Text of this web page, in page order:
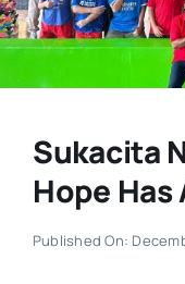
Sukacita
Hope Has
Published On: